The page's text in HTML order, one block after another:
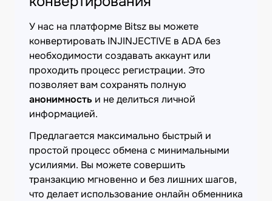
У нас на платформе Bitsz вы можете
конвертировать INJINJECTIVE в ADA без
необходимости создавать аккаунт или
проходить процесс регистрации. Это
позволяет вам сохранять полную
анонимность и не делиться личной
информацией.
Предлагается максимально быстрый и
простой процесс обмена с минимальными
усилиями. Вы можете совершить
транзакцию мгновенно и без лишних шагов,
что делает использование онлайн обменника